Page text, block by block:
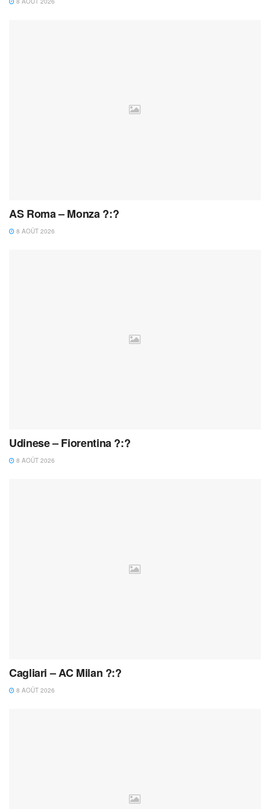
AS Roma – Monza ?:?
8 AOÛT 2026
Udinese – Fiorentina ?:?
8 AOÛT 2026
Cagliari – AC Milan ?:?
8 AOÛT 2026